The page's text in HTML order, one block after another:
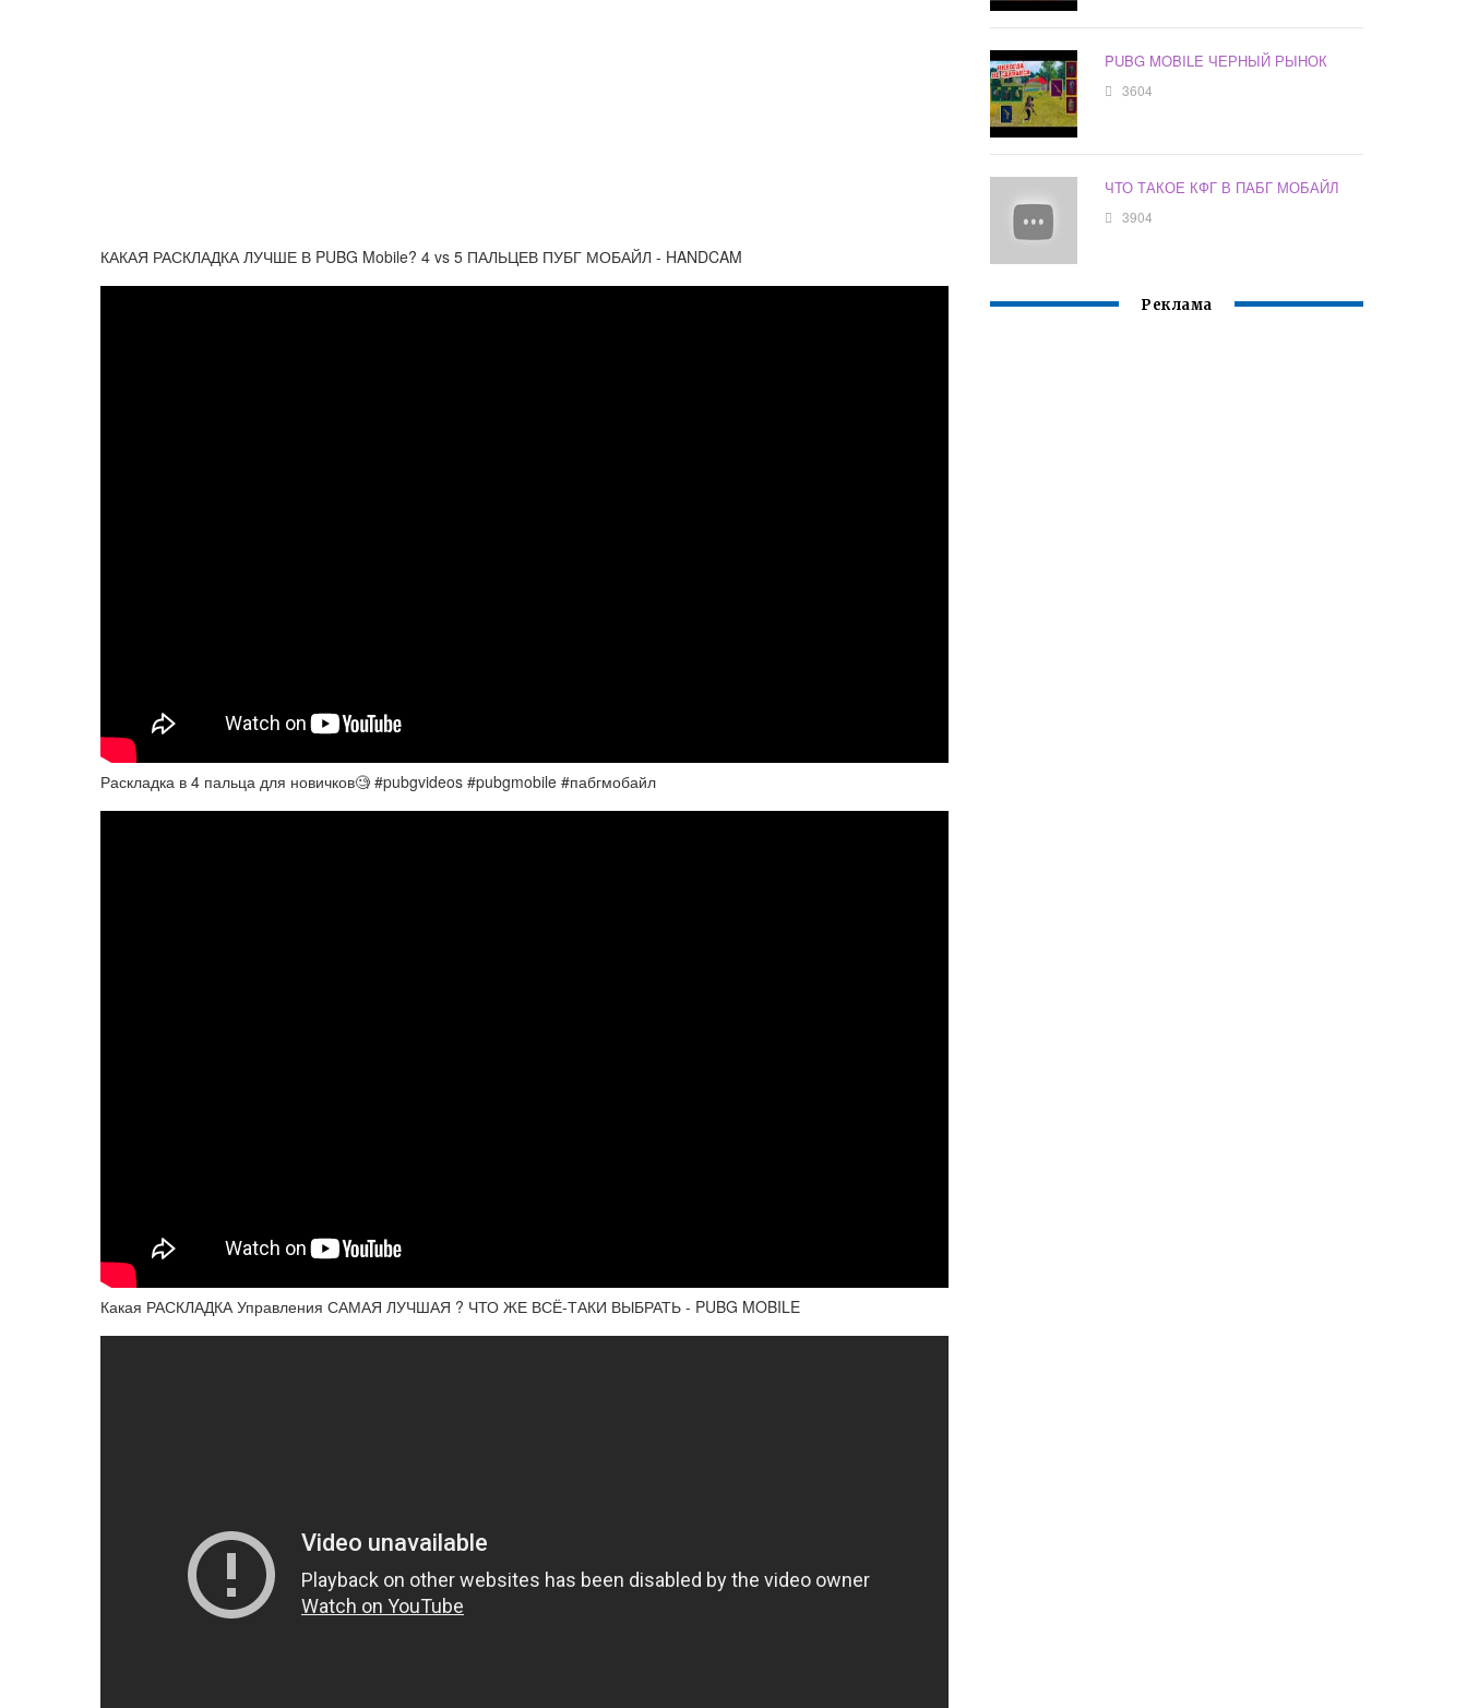
КАКАЯ РАСКЛАДКА ЛУЧШЕ В PUBG Mobile? 4 vs 5 ПАЛЬЦЕВ ПУБГ МОБАЙЛ - HANDCAM
Раскладка в 4 пальца для новичков🧐 #pubgvideos #pubgmobile #пабгмобайл
Какая РАСКЛАДКА Управления САМАЯ ЛУЧШАЯ ? ЧТО ЖЕ ВСЁ-ТАКИ ВЫБРАТЬ - PUBG MOBILE
PUBG MOBILE ЧЕРНЫЙ РЫНОК
3604
ЧТО ТАКОЕ КФГ В ПАБГ МОБАЙЛ
3904
Реклама